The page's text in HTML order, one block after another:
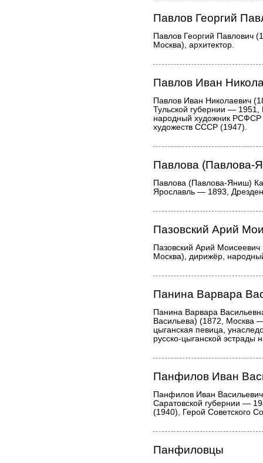
Павлов Георгий
Павлов Георгий Павлович
Москва), архитектор.
Павлов Иван
Павлов Иван Николаевич
Тульской губернии — 1951,
народный художник РСФСР
художеств СССР (1947).
Павлова (Павлова-
Павлова (Павлова-Яниш)
Ярославль — 1893,
Пазовский Арий
Пазовский Арий
Москва), дирижёр,
Панина Варвара
Панина Варвара
Васильева) (1872, Москва
цыганская певица,
русско-цыганской эстрады
Панфилов Иван
Панфилов Иван Васильевич
Саратовской губернии —
(1940), Герой Советского
Панфиловцы